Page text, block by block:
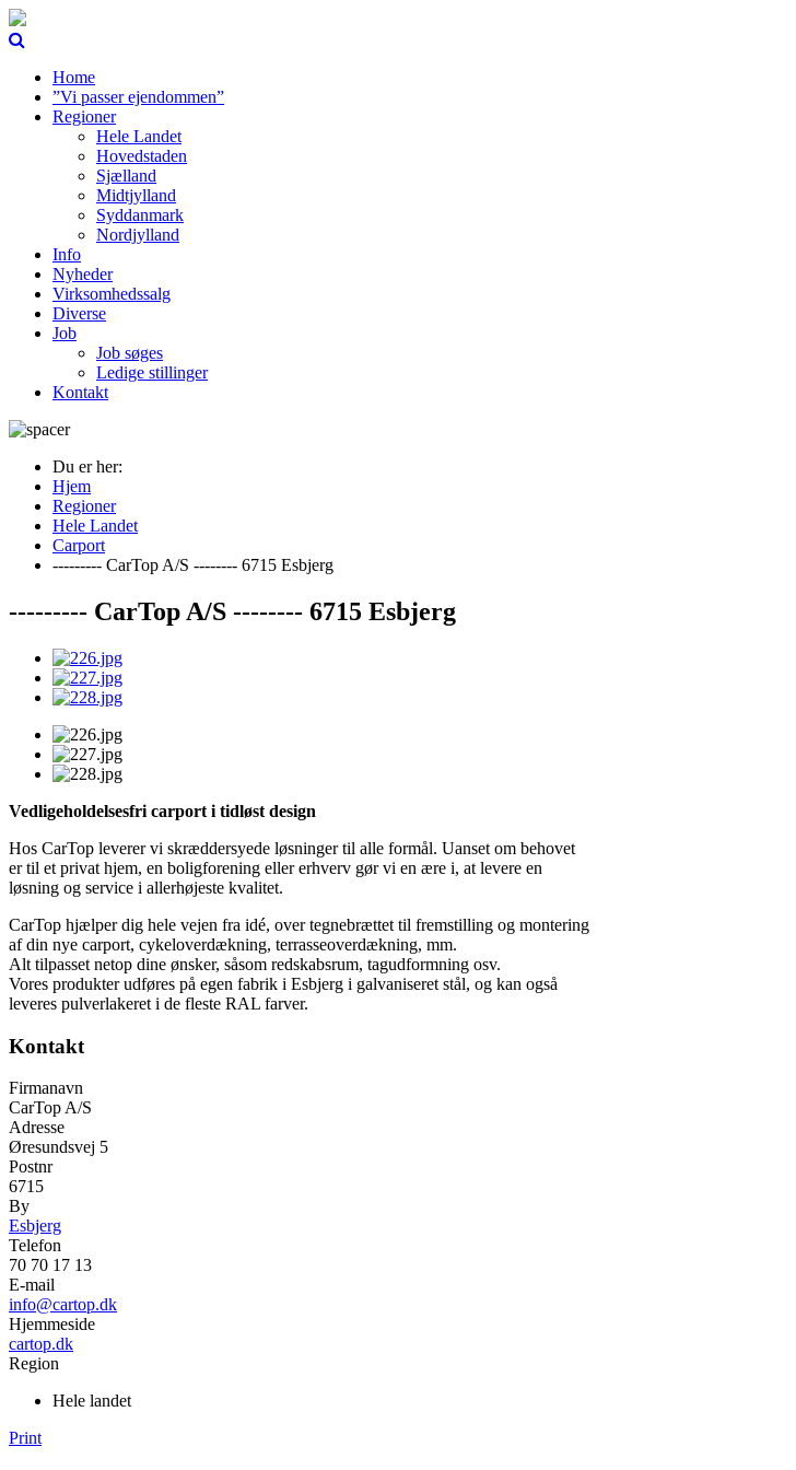
Home
”Vi passer ejendommen”
Regioner
Hele Landet
Hovedstaden
Sjælland
Midtjylland
Syddanmark
Nordjylland
Info
Nyheder
Virksomhedssalg
Diverse
Job
Job søges
Ledige stillinger
Kontakt
Du er her:
Hjem
Regioner
Hele Landet
Carport
--------- CarTop A/S -------- 6715 Esbjerg
--------- CarTop A/S -------- 6715 Esbjerg
Vedligeholdelsesfri carport i tidløst design
Hos CarTop leverer vi skræddersyede løsninger til alle formål. Uanset om behovet
er til et privat hjem, en boligforening eller erhverv gør vi en ære i, at levere en
løsning og service i allerhøjeste kvalitet.
CarTop hjælper dig hele vejen fra idé, over tegnebrættet til fremstilling og montering
af din nye carport, cykeloverdækning, terrasseoverdækning, mm.
Alt tilpasset netop dine ønsker, såsom redskabsrum, tagudformning osv.
Vores produkter udføres på egen fabrik i Esbjerg i galvaniseret stål, og kan også
leveres pulverlakeret i de fleste RAL farver.
Kontakt
Firmanavn
CarTop A/S
Adresse
Øresundsvej 5
Postnr
6715
By
Esbjerg
Telefon
70 70 17 13
E-mail
info@cartop.dk
Hjemmeside
cartop.dk
Region
Hele landet
Print